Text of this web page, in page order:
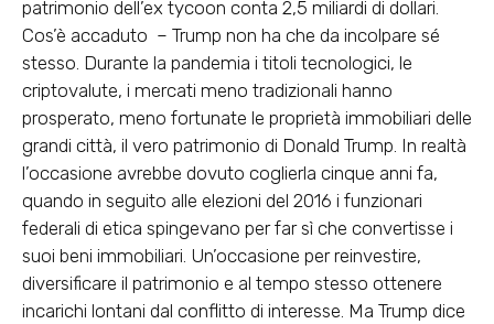
patrimonio dell’ex tycoon conta 2,5 miliardi di dollari.
Cos’è accaduto – Trump non ha che da incolpare sé
stesso. Durante la pandemia i titoli tecnologici, le
criptovalute, i mercati meno tradizionali hanno
prosperato, meno fortunate le proprietà immobiliari delle
grandi città, il vero patrimonio di Donald Trump. In realtà
l’occasione avrebbe dovuto coglierla cinque anni fa,
quando in seguito alle elezioni del 2016 i funzionari
federali di etica spingevano per far sì che convertisse i
suoi beni immobiliari. Un’occasione per reinvestire,
diversificare il patrimonio e al tempo stesso ottenere
incarichi lontani dal conflitto di interesse. Ma Trump dice